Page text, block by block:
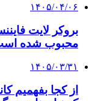
۱۴۰۲/۱۰/۲۷
ترامپ، مسیر
۱۴۰۲/۱۰/۲۷